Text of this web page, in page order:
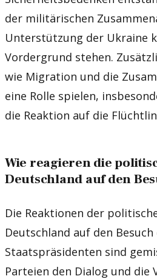
der militärischen
Unterstützung der Ukraine
Vordergrund stehen.
wie Migration und die
eine Rolle spielen,
die Reaktion auf die
Wie reagieren die
Deutschland auf den
Die Reaktionen der
Deutschland auf den
Staatspräsidenten sind
Parteien den Dialog und die